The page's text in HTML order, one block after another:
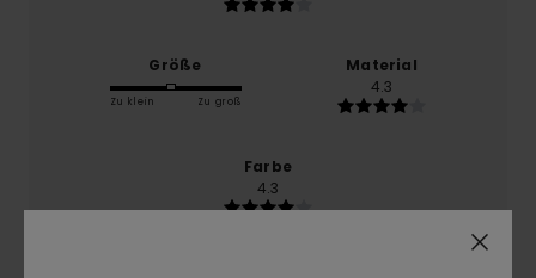
Größe
Zu klein Zu groß
Material
4.3
Farbe
4.3